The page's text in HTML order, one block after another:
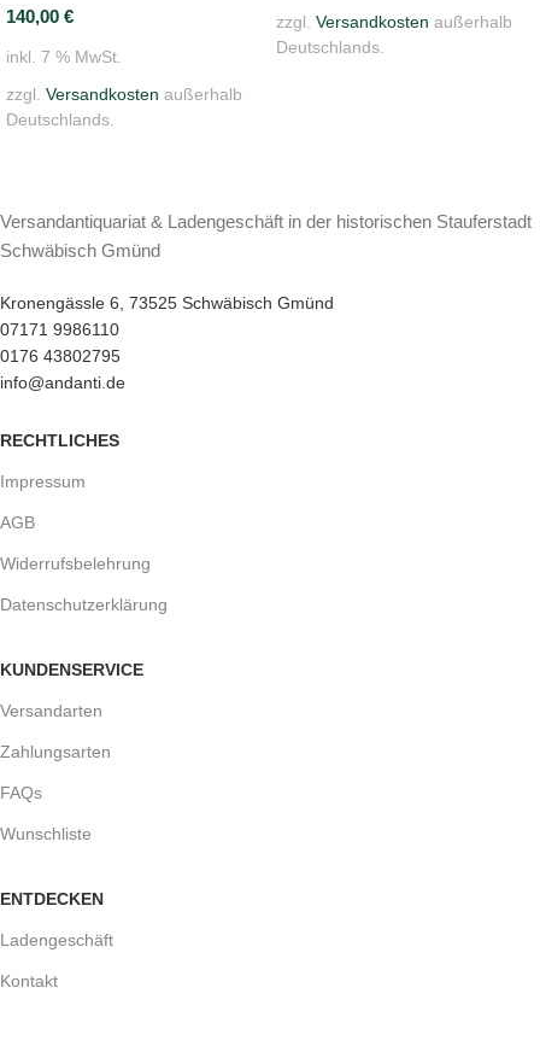
140,00 €
inkl. 7 % MwSt.
zzgl. Versandkosten außerhalb
Deutschlands.
zzgl. Versandkosten außerhalb
Deutschlands.
Versandantiquariat & Ladengeschäft in der historischen Stauferstadt
Schwäbisch Gmünd
Kronengässle 6, 73525 Schwäbisch Gmünd
07171 9986110
0176 43802795
info@andanti.de
RECHTLICHES
Impressum
AGB
Widerrufsbelehrung
Datenschutzerklärung
KUNDENSERVICE
Versandarten
Zahlungsarten
FAQs
Wunschliste
ENTDECKEN
Ladengeschäft
Kontakt